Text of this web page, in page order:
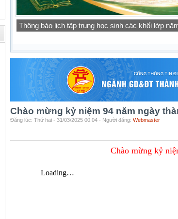
Báo cáo thường niên của trường THPT Thạch
học 2025-2026
Chào mừng kỷ niệm 94 năm ngày
Đăng lúc: Thứ hai - 31/03/2025 00:04 - Người đăng: Webmaster
Chào mừng kỷ